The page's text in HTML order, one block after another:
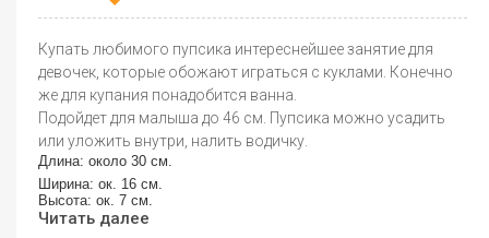
Купать любимого пупсика интереснейшее занятие для
девочек, которые обожают играться с куклами. Конечно
же для купания понадобится ванна.
Подойдет для малыша до 46 см. Пупсика можно усадить
или уложить внутри, налить водичку.
Длина: около 30 см.
Ширина: ок. 16 см.
Высота: ок. 7 см.
Читать далее